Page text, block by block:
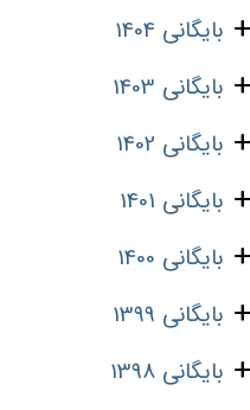
بایگانی 1404
بایگانی 1403
بایگانی 1402
بایگانی 1401
بایگانی 1400
بایگانی 1399
بایگانی 1398